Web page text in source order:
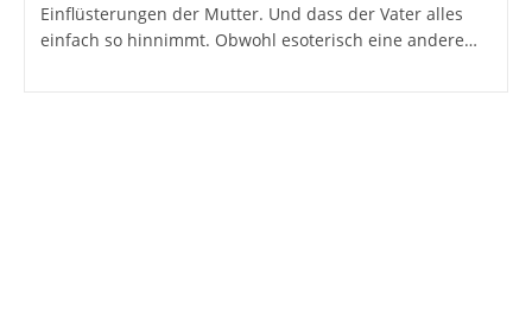
Einflüsterungen der Mutter. Und dass der Vater alles
einfach so hinnimmt. Obwohl esoterisch eine andere…